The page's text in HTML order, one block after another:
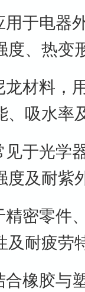
用于电器
度、热变
龙材料，
、吸水率
见于光学
度及耐紫
精密零件
及耐疲劳
合橡胶与